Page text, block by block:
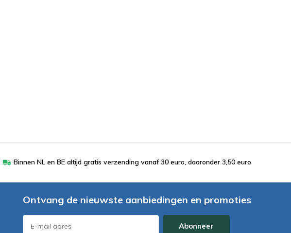
Binnen NL en BE altijd gratis verzending vanaf 30 euro, daaronder 3,50 euro
Ontvang de nieuwste aanbiedingen en promoties
Abonneer